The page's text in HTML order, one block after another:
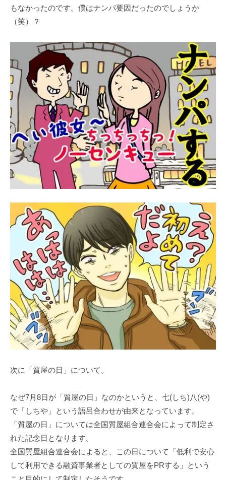
もなかったのです。僕はナンパ要因だったのでしょうか
（笑）？
次に「質屋の日」について。
なぜ7月8日が「質屋の日」なのかというと、七(しち)八(や)
で「しちや」という語呂合わせが由来となっています。
「質屋の日」については全国質屋組合連合会によって制定さ
れた記念日となります。
全国質屋組合連合会によると、この日について「低利で安心
して利用できる融資事業者としての質屋をPRする」という